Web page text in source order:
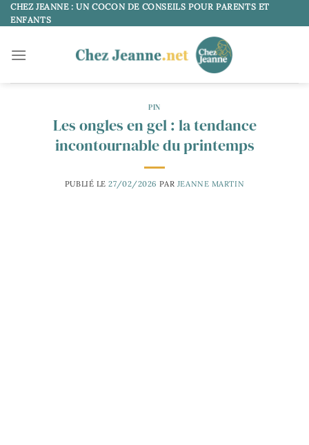
Passer
au
CHEZ JEANNE : UN COCON DE CONSEILS POUR PARENTS ET
ENFANTS
PIN
Les ongles en gel : la tendance
incontournable du printemps
PUBLIÉ LE27/02/2026 PAR JEANNE MARTIN